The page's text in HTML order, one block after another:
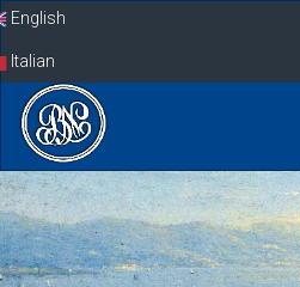
SkipEnglish
Italian